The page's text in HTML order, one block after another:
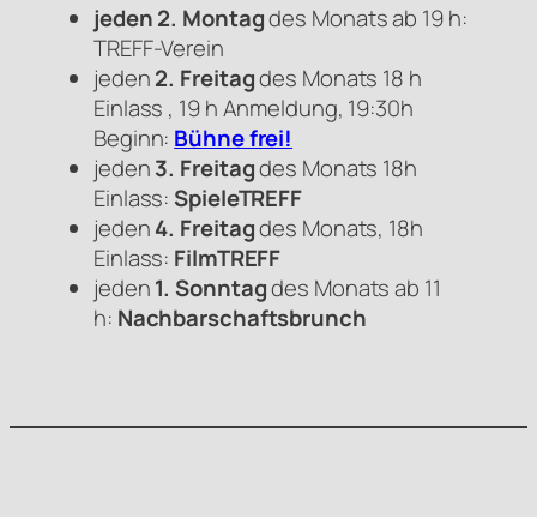
jeden 2. Montagdes Monats ab 19 h:
TREFF-Verein
jeden2. Freitagdes Monats 18 h
Einlass , 19 h Anmeldung, 19:30h
Beginn: Bühne frei!
jeden3. Freitagdes Monats 18h
Einlass:SpieleTREFF
jeden4. Freitagdes Monats, 18h
Einlass: FilmTREFF
jeden1. Sonntagdes Monats ab 11
h: Nachbarschaftsbrunch